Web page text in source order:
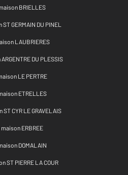
BRIELLES
GERMAIN DU PINEL
LAUBRIERES
DU PLESSIS
LE PERTRE
ETRELLES
CYR LE GRAVELAIS
ERBREE
DOMALAIN
ST PIERRE LA COUR